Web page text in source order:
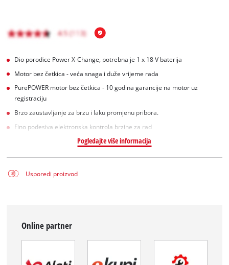
Dio porodice Power X-Change, potrebna je 1 x 18 V baterija
Motor bez četkica - veća snaga i duže vrijeme rada
PurePOWER motor bez četkica - 10 godina garancije na motor uz
registraciju
Brzo zaustavljanje za brzu i laku promjenu pribora.
Fino podesiva elektronska kontrola brzine za rad
Pogledajte više informacija
Usporedi proizvod
Online partner